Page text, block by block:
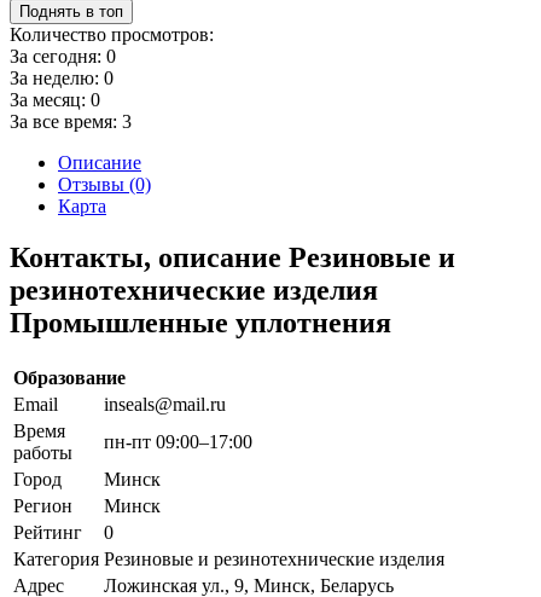
Поднять в топ
Количество просмотров:
За сегодня: 0
За неделю: 0
За месяц: 0
За все время: 3
Описание
Отзывы (0)
Карта
Контакты, описание Резиновые и
резинотехнические изделия
Промышленные уплотнения
Образование
Email
inseals@mail.ru
Время
работы
пн-пт 09:00–17:00
Город
Минск
Регион
Минск
Рейтинг
0
Категория Резиновые и резинотехнические изделия
Адрес
Ложинская ул., 9, Минск, Беларусь